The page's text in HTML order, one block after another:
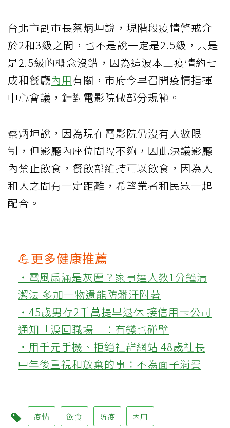
台北市副市長蔡炳坤說，現階段疫情警戒介
於2和3級之間，也不是說一定是2.5級，只是
是2.5級的概念沒錯，因為這波本土疫情約七
成和餐廳內用有關，市府今早召開疫情指揮
中心會議，針對電影院做部分規範。
蔡炳坤說，因為現在電影院仍沒有人數限
制，但影廳內座位間隔不夠，因此決議影廳
內禁止飲食，餐飲部維持可以飲食，因為人
和人之間有一定距離，希望業者和民眾一起
配合。
💪更多健康推薦
‧電風扇滿是灰塵？家事達人教1分鐘清
潔法 多加一物還能防髒汙附著
‧45歲男存2千萬提早退休 接信用卡公司
通知「淚回職場」：有錢也碰壁
‧用千元手機、拒絕社群網站 48歲社長
中年後重視和放棄的事：不為面子消費
疫情 飲食 防疫 內用